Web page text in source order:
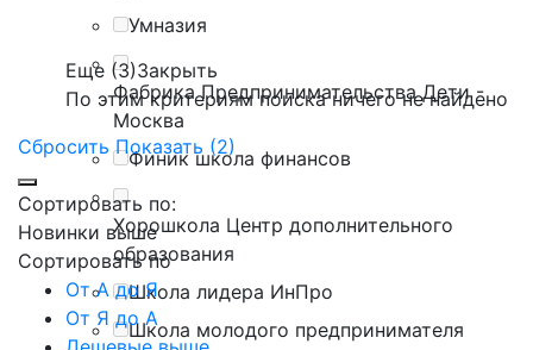
Умназия
Фабрика Предпринимательства Дети -
Москва
Финик школа финансов
Хорошкола Центр дополнительного
образования
Школа лидера ИнПро
Школа молодого предпринимателя
Еще (3)Закрыть
По этим критериям поиска ничего не найдено
Сбросить Показать (2)
Сортировать по:
Новинки выше
Сортировать по
От А до Я
От Я до А